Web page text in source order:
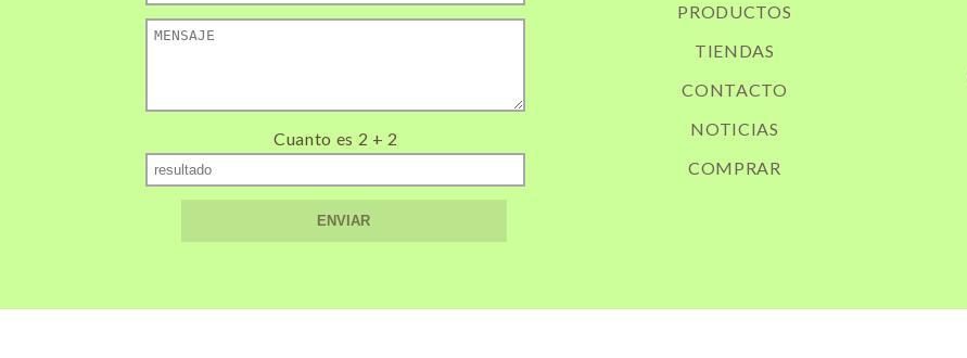
Cuanto es 2 + 2
PRODUCTOS
TIENDAS
CONTACTO
NOTICIAS
COMPRAR